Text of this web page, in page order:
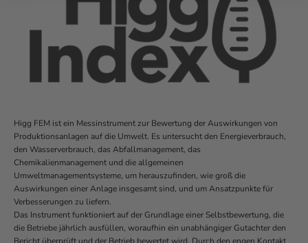
Higg FEM ist ein Messinstrument zur Bewertung der Auswirkungen von
Produktionsanlagen auf die Umwelt. Es untersucht den Energieverbrauch,
den Wasserverbrauch, das Abfallmanagement, das
Chemikalienmanagement und die allgemeinen
Umweltmanagementsysteme, um herauszufinden, wie groß die
Auswirkungen einer Anlage insgesamt sind, und um Ansatzpunkte für
Verbesserungen zu liefern.
Das Instrument funktioniert auf der Grundlage einer Selbstbewertung, die
die Betriebe jährlich ausfüllen, woraufhin ein unabhängiger Gutachter den